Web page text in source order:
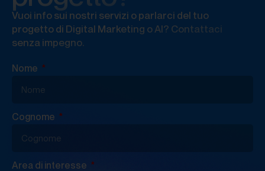
Vuoi info sui nostri servizi o parlarci del tuo
progetto di Digital Marketing o AI? Contattaci
senza impegno.
Nome
Cognome
Area di interesse